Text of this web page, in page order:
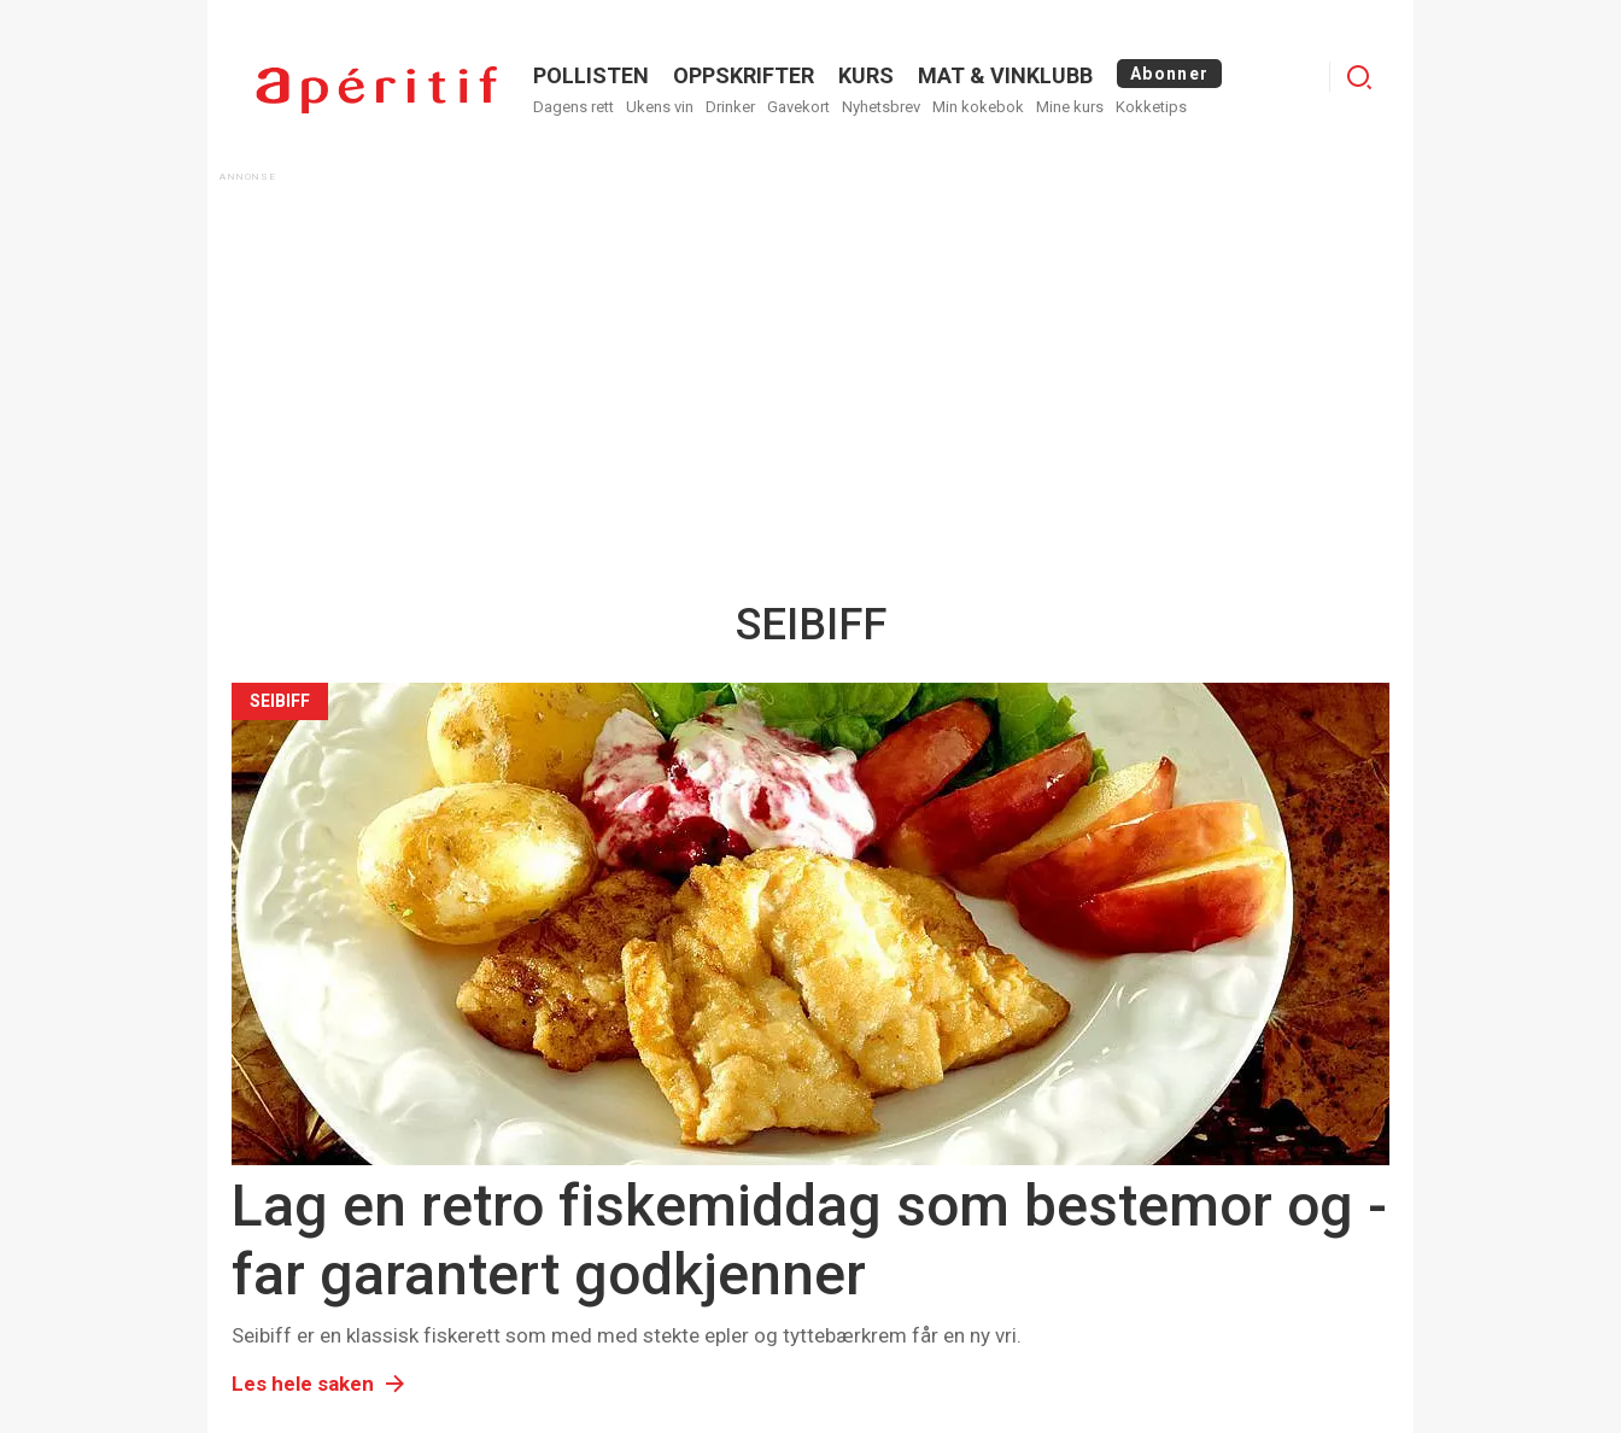
Menu
POLLISTEN OPPSKRIFTER KURS MAT & VINKLUBB Abonner
Dagens rett Ukens vin Drinker Gavekort Nyhetsbrev Min kokebok Mine kurs Kokketips
Logg
SEIBIFF
SEIBIFF
Lag en retro fiskemiddag som bestemor og -
far garantert godkjenner
Seibiff er en klassisk fiskerett som med med stekte epler og tyttebærkrem får en ny vri.
Les hele saken